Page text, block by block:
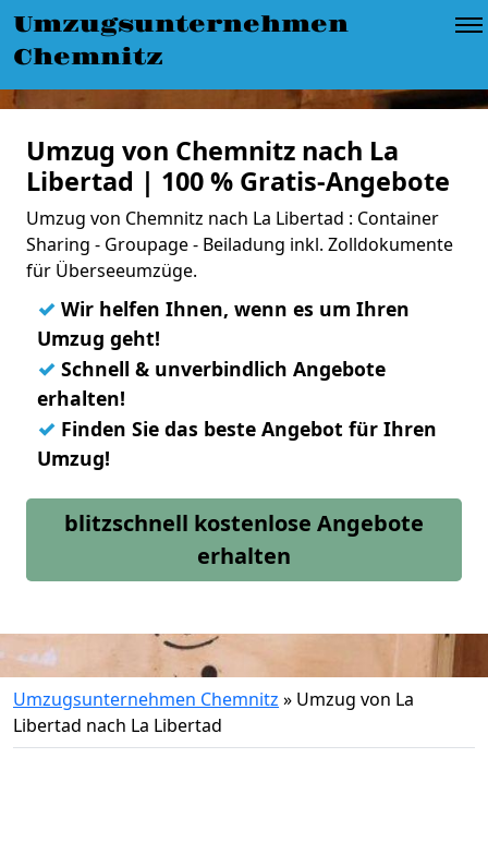
Umzugsunternehmen
Chemnitz
Umzug von Chemnitz nach La
Libertad | 100 % Gratis-Angebote
Umzug von Chemnitz nach La Libertad : Container
Sharing - Groupage - Beiladung inkl. Zolldokumente
für Überseeumzüge.
✓ Wir helfen Ihnen, wenn es um Ihren
Umzug geht!
✓ Schnell & unverbindlich Angebote
erhalten!
✓ Finden Sie das beste Angebot für Ihren
Umzug!
blitzschnell kostenlose Angebote
erhalten
Umzugsunternehmen Chemnitz » Umzug von La
Libertad nach La Libertad